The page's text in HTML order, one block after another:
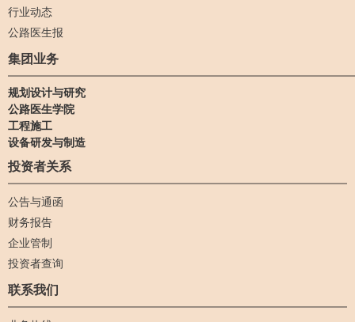
行业动态
公路医生报
集团业务
规划设计与研究
公路医生学院
工程施工
设备研发与制造
投资者关系
公告与通函
财务报告
企业管制
投资者查询
联系我们